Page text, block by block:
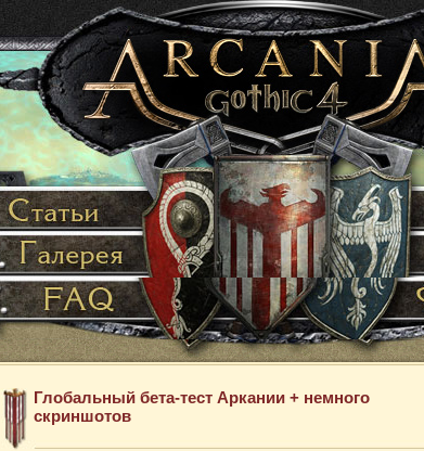
Глобальный бета-тест Аркании + немного
скриншотов